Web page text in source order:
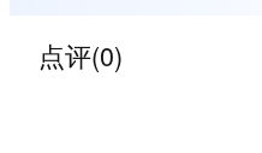
点评(0)